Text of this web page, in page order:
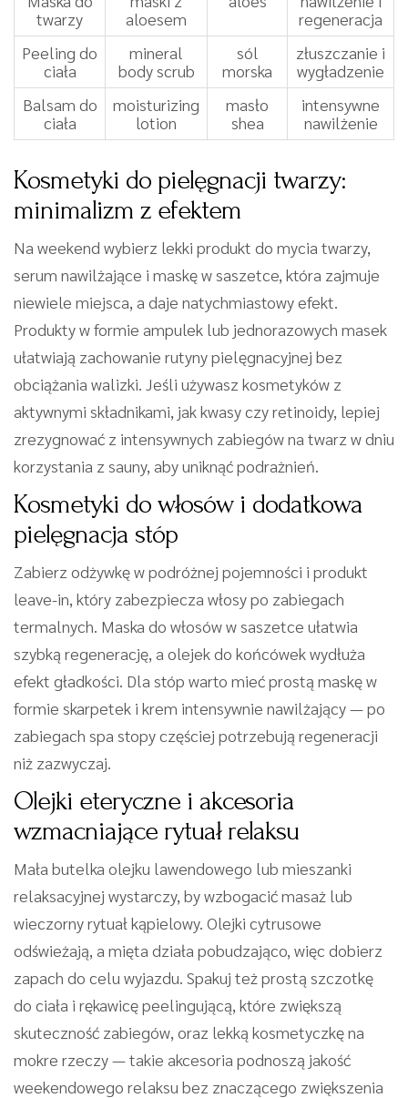
twarzy
aloesem
regeneracja
Peeling do
ciała
mineral
body scrub
sól
morska
złuszczanie i
wygładzenie
Balsam do
ciała
moisturizing
lotion
masło
shea
intensywne
nawilżenie
Kosmetyki do pielęgnacji twarzy:
minimalizm z efektem
Na weekend wybierz lekki produkt do mycia twarzy,
serum nawilżające i maskę w saszetce, która zajmuje
niewiele miejsca, a daje natychmiastowy efekt.
Produkty w formie ampulek lub jednorazowych masek
ułatwiają zachowanie rutyny pielęgnacyjnej bez
obciążania walizki. Jeśli używasz kosmetyków z
aktywnymi składnikami, jak kwasy czy retinoidy, lepiej
zrezygnować z intensywnych zabiegów na twarz w dniu
korzystania z sauny, aby uniknąć podrażnień.
Kosmetyki do włosów i dodatkowa
pielęgnacja stóp
Zabierz odżywkę w podróżnej pojemności i produkt
leave-in, który zabezpiecza włosy po zabiegach
termalnych. Maska do włosów w saszetce ułatwia
szybką regenerację, a olejek do końcówek wydłuża
efekt gładkości. Dla stóp warto mieć prostą maskę w
formie skarpetek i krem intensywnie nawilżający — po
zabiegach spa stopy częściej potrzebują regeneracji
niż zazwyczaj.
Olejki eteryczne i akcesoria
wzmacniające rytuał relaksu
Mała butelka olejku lawendowego lub mieszanki
relaksacyjnej wystarczy, by wzbogacić masaż lub
wieczorny rytuał kąpielowy. Olejki cytrusowe
odświeżają, a mięta działa pobudzająco, więc dobierz
zapach do celu wyjazdu. Spakuj też prostą szczotkę
do ciała i rękawicę peelingującą, które zwiększą
skuteczność zabiegów, oraz lekką kosmetyczkę na
mokre rzeczy — takie akcesoria podnoszą jakość
weekendowego relaksu bez znaczącego zwiększenia